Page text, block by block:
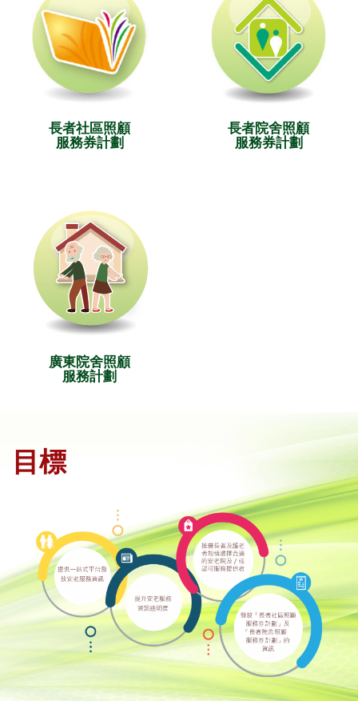
長者社區照顧
服務券計劃
長者院舍照顧
服務券計劃
廣東院舍照顧
服務計劃
目標